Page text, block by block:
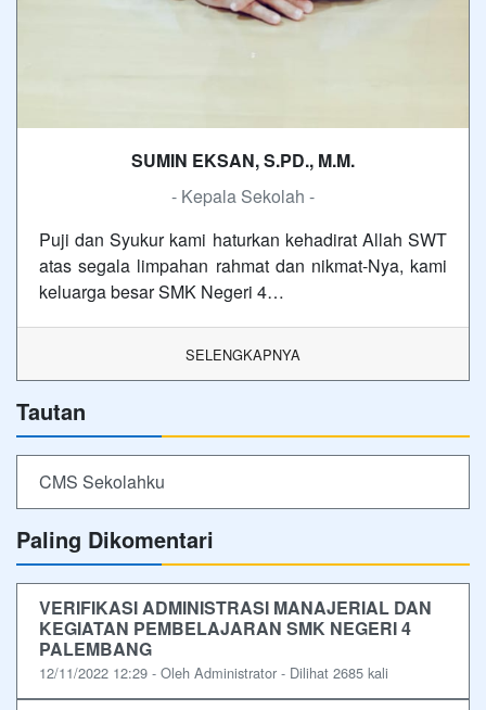
SUMIN EKSAN, S.PD., M.M.
- Kepala Sekolah -
Puji dan Syukur kami haturkan kehadirat Allah SWT
atas segala limpahan rahmat dan nikmat-Nya, kami
keluarga besar SMK Negeri 4…
SELENGKAPNYA
Tautan
CMS Sekolahku
Paling Dikomentari
VERIFIKASI ADMINISTRASI MANAJERIAL DAN
KEGIATAN PEMBELAJARAN SMK NEGERI 4
PALEMBANG
12/11/2022 12:29 - Oleh Administrator - Dilihat 2685 kali